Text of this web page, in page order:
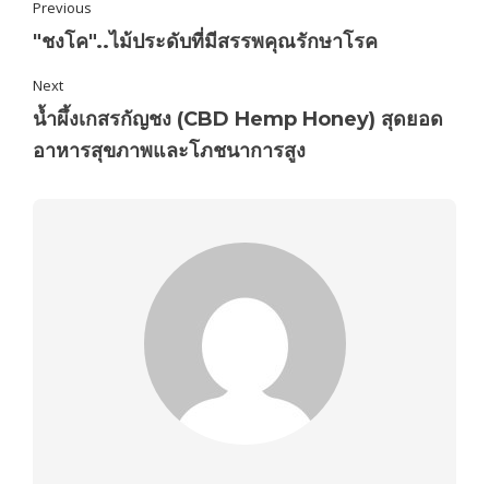
Previous
"ชงโค"..ไม้ประดับที่มีสรรพคุณรักษาโรค
Next
น้ำผึ้งเกสรกัญชง (CBD Hemp Honey) สุดยอด
อาหารสุขภาพและโภชนาการสูง